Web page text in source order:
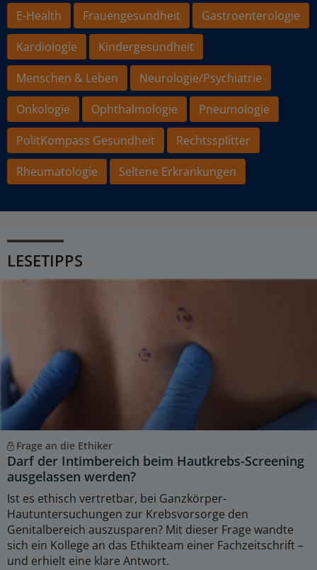
E-Health
Frauengesundheit
Gastroenterologie
Kardiologie
Kindergesundheit
Menschen & Leben
Neurologie/Psychiatrie
Onkologie
Ophthalmologie
Pneumologie
PolitKompass Gesundheit
Rechtssplitter
Rheumatologie
Seltene Erkrankungen
LESETIPPS
Frage an die Ethiker
Darf der Intimbereich beim Hautkrebs-Screening
ausgelassen werden?
Ist es ethisch vertretbar, bei Ganzkörper-
Hautuntersuchungen zur Krebsvorsorge den
Genitalbereich auszusparen? Mit dieser Frage wandte
sich ein Kollege an das Ethikteam einer Fachzeitschrift –
und erhielt eine klare Antwort.